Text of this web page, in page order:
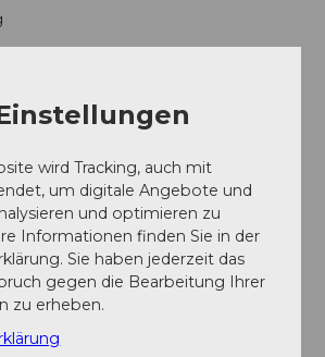
20
wird Tracking, auch mit
um digitale Angebote und
und optimieren zu
Informationen finden Sie in der
Sie haben jederzeit das
gegen die Bearbeitung Ihrer
zu erheben.